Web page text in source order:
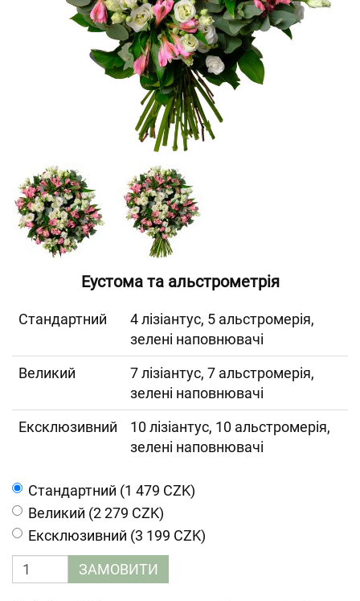
Еустома та альстрометрія
Cтандартний
4 лізіантус, 5 альстромерія,
зелені наповнювачі
Великий
7 лізіантус, 7 альстромерія,
зелені наповнювачі
Ексклюзивний
10 лізіантус, 10 альстромерія,
зелені наповнювачі
Cтандартний (1 479 CZK)
Великий (2 279 CZK)
Ексклюзивний (3 199 CZK)
ЗАМОВИТИ